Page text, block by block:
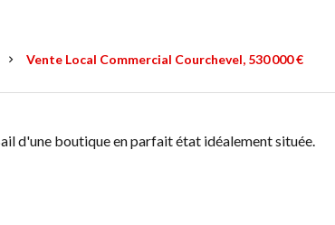
Vente Local Commercial Courchevel, 530 000 €
d'une boutique en parfait état idéalement située.